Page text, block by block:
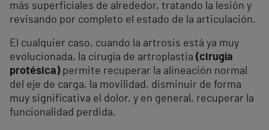
más superficiales de alrededor, tratando la lesión y
revisando por completo el estado de la articulación.
El cualquier caso, cuando la artrosis está ya muy
evolucionada, la cirugía de artroplastia (cirugía
protésica)permite recuperar la alineación normal
del eje de carga, la movilidad, disminuir de forma
muy significativa el dolor, y en general, recuperar la
funcionalidad perdida.